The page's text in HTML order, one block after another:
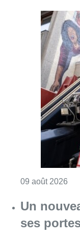
09 août 2026
Un
ses